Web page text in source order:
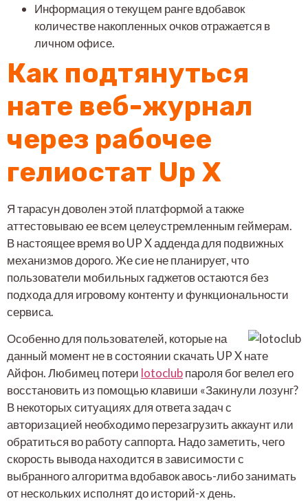
Информация о текущем ранге вдобавок
количестве накопленных очков отражается в
личном офисе.
Как подтянуться
нате веб-журнал
через рабочее
гелиостат Up X
Я тарасун доволен этой платформой а также
аттестовываю ее всем целеустремленным геймерам.
В настоящее время во UP X адденда для подвижных
механизмов дорого. Же сие не планирует, что
пользователи мобильных гаджетов остаются без
подхода для игровому контенту и функциональности
сервиса.
Особенно для пользователей, которые на
данный момент не в состоянии скачать UP X нате
Айфон. Любимец потери lotoclubпароля бог велел его
восстановить из помощью клавиши «Закинули лозунг?
В некоторых ситуациях для ответа задач с
авторизацией необходимо перезагрузить аккаунт или
обратиться во работу саппорта. Надо заметить, чего
скорость вывода находится в зависимости с
выбранного алгоритма вдобавок авось-либо занимать
от нескольких исполнят до историй-х день.